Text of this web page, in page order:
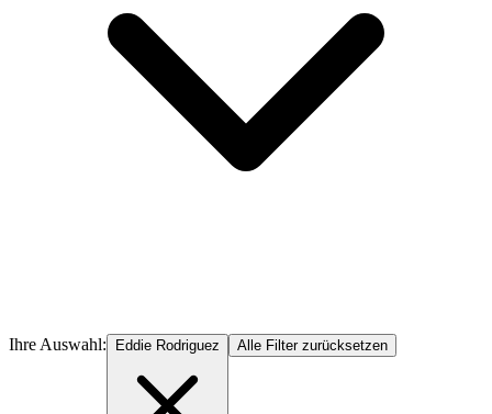
Ihre Auswahl: Eddie Rodriguez Alle Filter zurücksetzen